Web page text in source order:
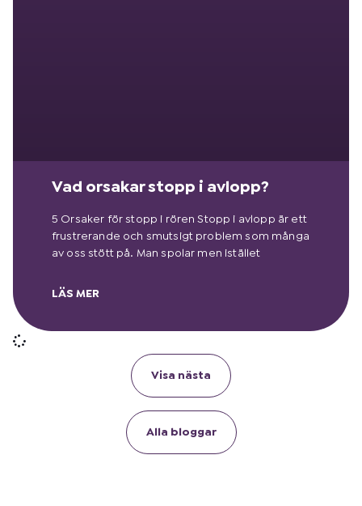
Vad orsakar stopp i avlopp?
5 Orsaker för stopp i rören Stopp i avlopp är ett
frustrerande och smutsigt problem som många
av oss stött på. Man spolar men istället
LÄS MER
Visa nästa
Alla bloggar